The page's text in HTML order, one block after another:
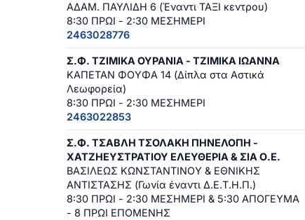
ΑΔΑΜ. ΠΑΥΛΙΔΗ 6 (Έναντι ΤΑΞΙ κεντρου)
8:30 ΠΡΩΙ - 2:30 ΜΕΣΗΜΕΡΙ
2463028776
Σ.Φ. ΤΖΙΜΙΚΑ ΟΥΡΑΝΙΑ - ΤΖΙΜΙΚΑ ΙΩΑΝΝΑ
ΚΑΠΕΤΑΝ ΦΟΥΦΑ 14 (Δίπλα στα Αστικά
Λεωφορεία)
8:30 ΠΡΩΙ - 2:30 ΜΕΣΗΜΕΡΙ
2463022853
Σ.Φ. ΤΣΑΒΛΗ ΤΣΟΛΑΚΗ ΠΗΝΕΛΟΠΗ -
ΧΑΤΖΗΕΥΣΤΡΑΤΙΟΥ ΕΛΕΥΘΕΡΙΑ & ΣΙΑ Ο.Ε.
ΒΑΣΙΛΕΩΣ ΚΩΝΣΤΑΝΤΙΝΟΥ & ΕΘΝΙΚΗΣ
ΑΝΤΙΣΤΑΣΗΣ (Γωνία έναντι Δ.Ε.Τ.Η.Π.)
8:30 ΠΡΩΙ - 2:30 ΜΕΣΗΜΕΡΙ & 5:30 ΑΠΟΓΕΥΜΑ
- 8 ΠΡΩΙ ΕΠΟΜΕΝΗΣ